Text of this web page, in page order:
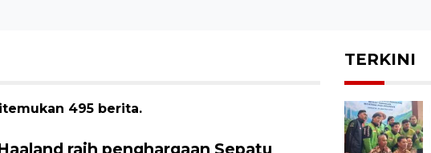
495 berita.
raih penghargaan Sepatu
TERKINI